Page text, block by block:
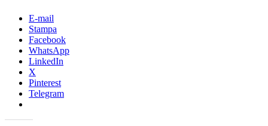
E-mail
Stampa
Facebook
WhatsApp
LinkedIn
X
Pinterest
Telegram